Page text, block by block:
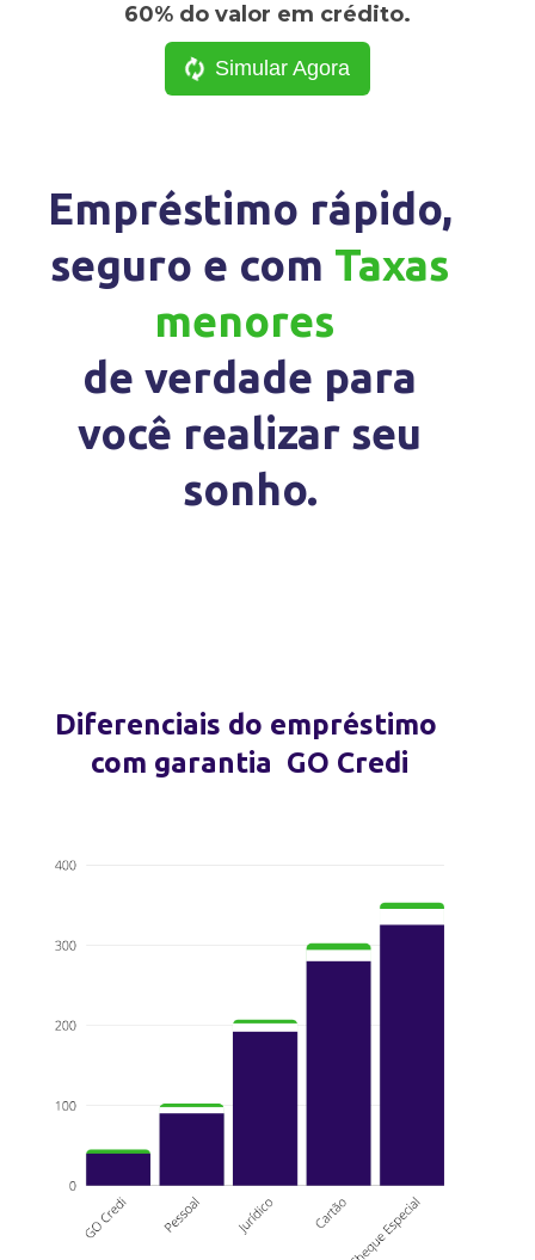
60% do valor em crédito.
Simular Agora
Empréstimo rápido,
seguro e com Taxas
menores
de verdade para
você realizar seu
sonho.
Diferenciais do empréstimo
com garantia GO Credi